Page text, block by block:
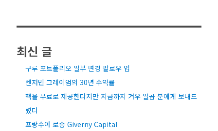
최신 글
구루 포트폴리오 일부 변경 팔로우 업
벤저민 그레이엄의 30년 수익률
책을 무료로 제공한다지만 지금까지 겨우 일곱 분에게 보내드
렸다
프랑수아 로숑 Giverny Capital